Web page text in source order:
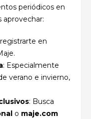
periódicos en
aprovechar:
en
: Especialmente
verano e invierno,
: Busca
o maje.com